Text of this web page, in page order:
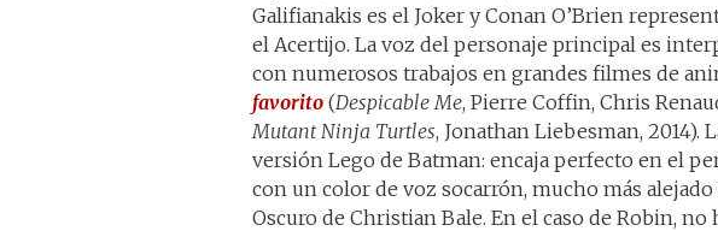
Galifianakis es el Joker y Conan O’Brien
el Acertijo. La voz del personaje principal es
con numerosos trabajos en grandes filmes de
favorito (Despicable Me, Pierre Coffin, Chris
Mutant Ninja Turtles, Jonathan Liebesman, 2014).
versión Lego de Batman: encaja perfecto en el
con un color de voz socarrón, mucho más
Oscuro de Christian Bale. En el caso de Robin,